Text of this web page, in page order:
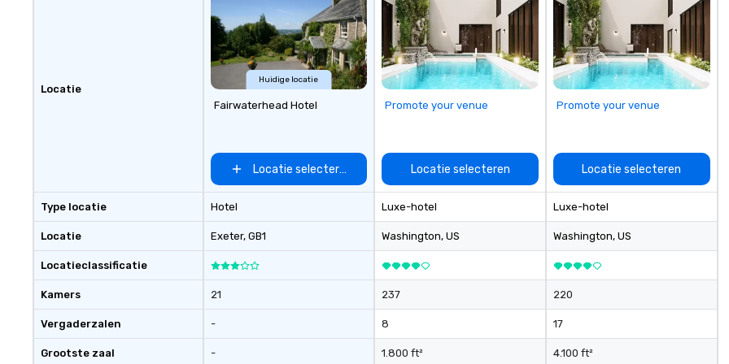
Our trivia events are an easy (and
“non-cringey”) way for attendees
to connect quickly — especially
those, for virtual events, at
different locations! These quick
boost communication beyond the
Locatie
Type locatie
Locatie
Locatieclassificatie
Kamers
Vergaderzalen
Grootste zaal
Huidige locatie
Fairwaterhead Hotel
Locatie selecteren
Hotel
Exeter, GB1
21
-
-
Promote your venue
Locatie selecteren
Luxe-hotel
Washington, US
237
8
1.800 ft²
Promote your venue
Locatie selecteren
Luxe-hotel
Washington, US
220
17
4.100 ft²